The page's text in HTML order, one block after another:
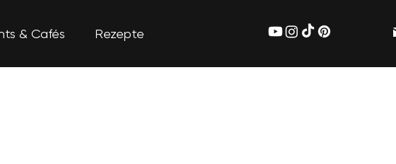
& Cafés Rezepte